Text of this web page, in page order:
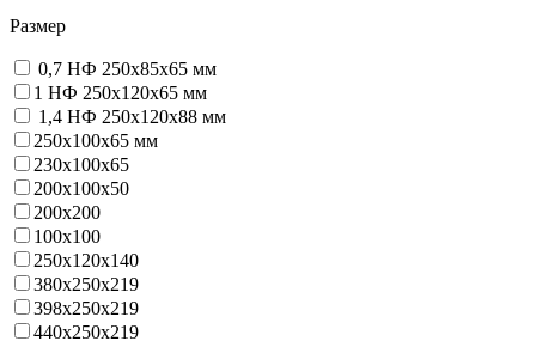
Размер
0,7 НФ 250х85х65 мм
1 НФ 250х120х65 мм
1,4 НФ 250х120х88 мм
250х100х65 мм
230х100х65
200x100x50
200х200
100х100
250х120х140
380х250х219
398х250х219
440х250х219